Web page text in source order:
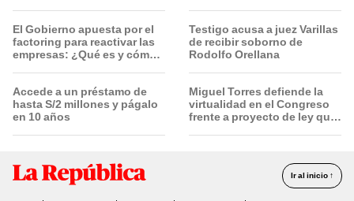
El Gobierno apuesta por el
factoring para reactivar las
empresas: ¿Qué es y cómo
Accede a un préstamo de
hasta S/2 millones y págalo
en 10 años
Testigo acusa a juez Varillas
de recibir soborno de
Rodolfo Orellana
Miguel Torres defiende la
virtualidad en el Congreso
frente a proyecto de ley que
Ir al inicio ↑